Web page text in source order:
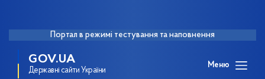
Портал в режимі тестування та наповнення
GOV.UA
Державні сайти України
Меню